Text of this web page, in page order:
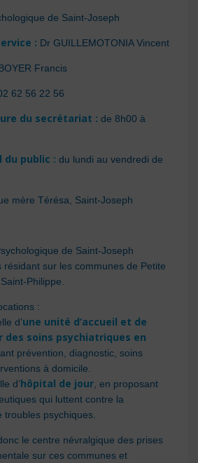
de Saint-Joseph
: Dr GUILLEMOTONIA Vincent
Francis
62 56 22 56
du secrétariat : de 8h00 à
du public : du lundi au vendredi de
mère Térésa, Saint-Joseph
de Saint-Joseph
résidant sur les communes de Petite
Philippe.
:
d’une unité d’accueil et de
des soins psychiatriques en
prévention, diagnostic, soins
à domicile.
d’hôpital de jour, en proposant
qui luttent contre la
troubles psychiques.
le centre névralgique des prises
sur ces communes et